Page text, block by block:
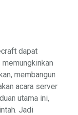
dapat
membangun
acara server
utama ini,
Jadi